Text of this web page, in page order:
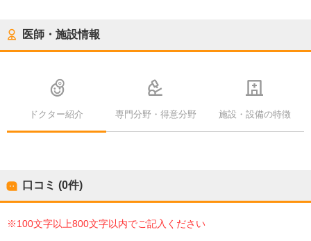
医師・施設情報
ドクター紹介 専門分野・得意分野 施設・設備の特徴
口コミ (0件)
※100文字以上800文字以内でご記入ください